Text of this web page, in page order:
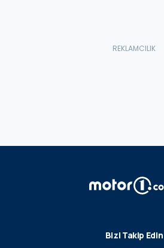
Bizi Takip Edin